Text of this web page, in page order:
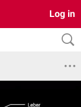
Log in